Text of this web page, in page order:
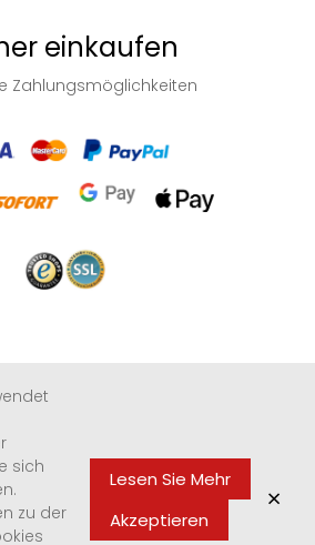
einkaufen
Zahlungsmöglichkeiten
Newsletter
sich
zu der
Lesen Sie Mehr
Akzeptieren
×